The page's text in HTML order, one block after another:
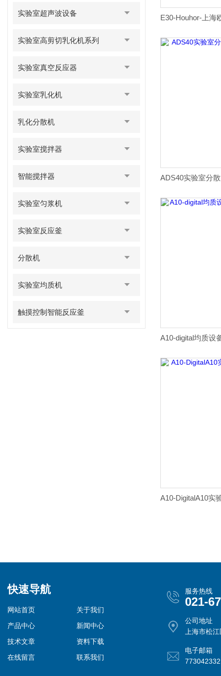
实验室超声波设备
实验室高剪切乳化机系列
实验室真空反应器
实验室乳化机
乳化分散机
实验室搅拌器
智能搅拌器
实验室匀浆机
实验室反应釜
分散机
实验室均质机
触摸控制智能反应釜
快速导航
网站首页
关于我们
产品中心
新闻中心
技术文章
资料下载
在线留言
联系我们
服务热线
021-
公司地址
上海市松
电子邮箱